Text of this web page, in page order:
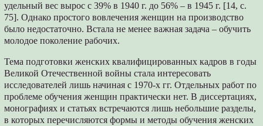
удельный вес вырос с 39% в 1940 г. до 56% – в 1945 г. [14, с.
75]. Однако простого вовлечения женщин на производство
было недостаточно. Встала не менее важная задача – обучить
молодое поколение рабочих.
Тема подготовки женских квалифицированных кадров в годы
Великой Отечественной войны стала интересовать
исследователей лишь начиная с 1970-х гг. Отдельных работ по
проблеме обучения женщин практически нет. В диссертациях,
монографиях и статьях встречаются лишь небольшие разделы,
в которых перечисляются формы и методы обучения женских